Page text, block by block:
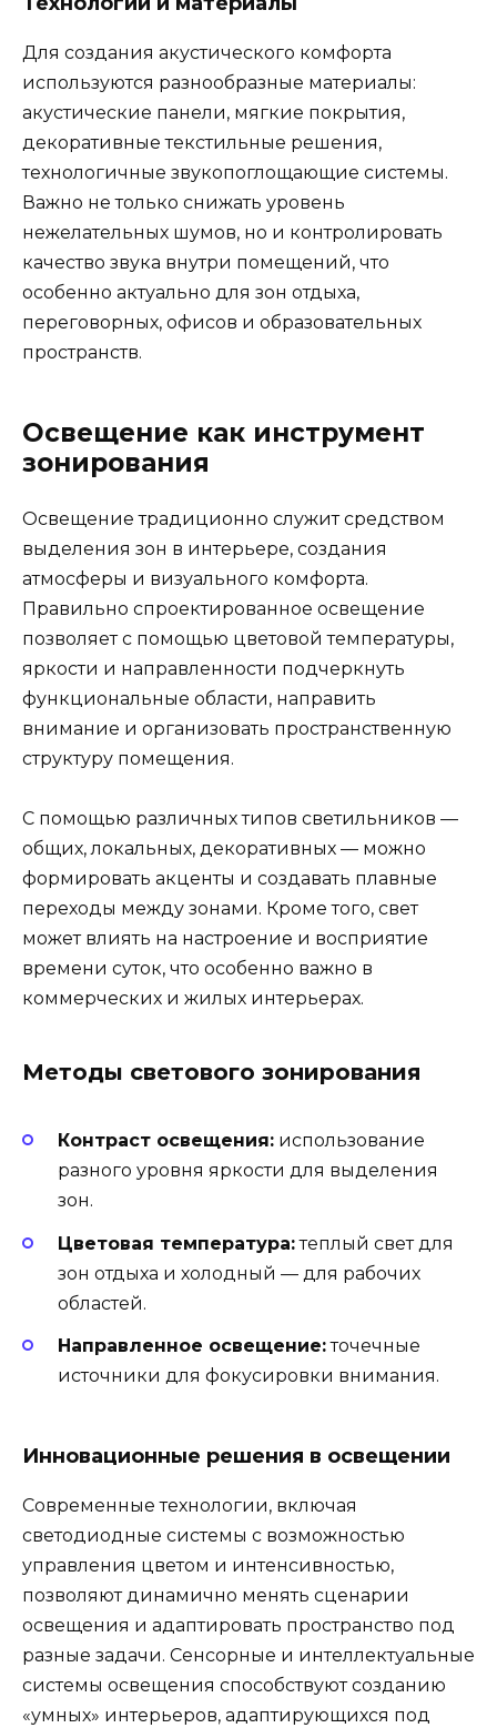
Для создания акустического комфорта
используются разнообразные материалы:
акустические панели, мягкие покрытия,
декоративные текстильные решения,
технологичные звукопоглощающие системы.
Важно не только снижать уровень
нежелательных шумов, но и контролировать
качество звука внутри помещений, что
особенно актуально для зон отдыха,
переговорных, офисов и образовательных
пространств.
Освещение как инструмент
зонирования
Освещение традиционно служит средством
выделения зон в интерьере, создания
атмосферы и визуального комфорта.
Правильно спроектированное освещение
позволяет с помощью цветовой температуры,
яркости и направленности подчеркнуть
функциональные области, направить
внимание и организовать пространственную
структуру помещения.
С помощью различных типов светильников —
общих, локальных, декоративных — можно
формировать акценты и создавать плавные
переходы между зонами. Кроме того, свет
может влиять на настроение и восприятие
времени суток, что особенно важно в
коммерческих и жилых интерьерах.
Методы светового зонирования
Контраст освещения: использование
разного уровня яркости для выделения
зон.
Цветовая температура:теплый свет для
зон отдыха и холодный — для рабочих
областей.
Направленное освещение:точечные
источники для фокусировки внимания.
Инновационные решения в освещении
Современные технологии, включая
светодиодные системы с возможностью
управления цветом и интенсивностью,
позволяют динамично менять сценарии
освещения и адаптировать пространство под
разные задачи. Сенсорные и интеллектуальные
системы освещения способствуют созданию
«умных» интерьеров, адаптирующихся под